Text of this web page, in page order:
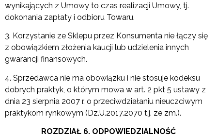
wynikających z Umowy to czas realizacji Umowy, tj.
dokonania zapłaty i odbioru Towaru.
3. Korzystanie ze Sklepu przez Konsumenta nie łączy się
z obowiązkiem złożenia kaucji lub udzielenia innych
gwarancji finansowych.
4. Sprzedawca nie ma obowiązku i nie stosuje kodeksu
dobrych praktyk, o którym mowa w art. 2 pkt 5 ustawy z
dnia 23 sierpnia 2007 r. o przeciwdziałaniu nieuczciwym
praktykom rynkowym (Dz.U.2017.2070 t.j. ze zm.).
ROZDZIAŁ 6. ODPOWIEDZIALNOŚĆ